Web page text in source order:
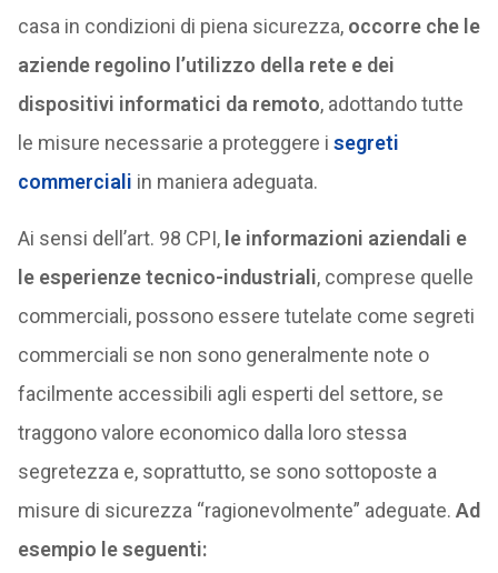
casa in condizioni di piena sicurezza, occorre che le
aziende regolino l’utilizzo della rete e dei
dispositivi informatici da remoto, adottando tutte
le misure necessarie a proteggere i segreti
commerciali in maniera adeguata.
Ai sensi dell’art. 98 CPI, le informazioni aziendali e
le esperienze tecnico-industriali, comprese quelle
commerciali, possono essere tutelate come segreti
commerciali se non sono generalmente note o
facilmente accessibili agli esperti del settore, se
traggono valore economico dalla loro stessa
segretezza e, soprattutto, se sono sottoposte a
misure di sicurezza “ragionevolmente” adeguate. Ad
esempio le seguenti: